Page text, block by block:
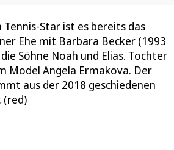
Tennis-Star ist es bereits das
Ehe mit Barbara Becker (1993
Söhne Noah und Elias. Tochter
Model Angela Ermakova. Der
aus der 2018 geschiedenen
(red)